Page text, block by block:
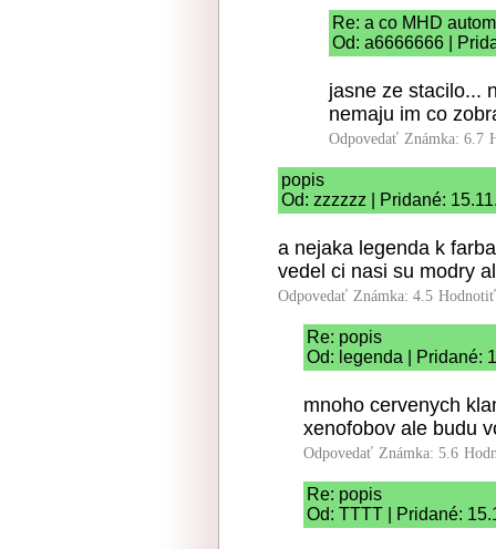
Re: a co MHD
Od: a6666666 |
jasne ze stacilo...
nemaju im co
Odpovedať Známka: 6.7
popis
Od: zzzzzz | Pridané:
a nejaka legenda k
vedel ci nasi su modry
Odpovedať Známka: 4.5
Re: popis
Od: legenda | Pridané:
mnoho cervenych
xenofobov ale budu
Odpovedať Známka: 5.6
Re: popis
Od: TTTT | Pridané: